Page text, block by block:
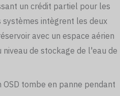
un crédit partiel pour les
systèmes intègrent les deux
avec un espace aérien
niveau de stockage de l'eau de
tombe en panne pendant